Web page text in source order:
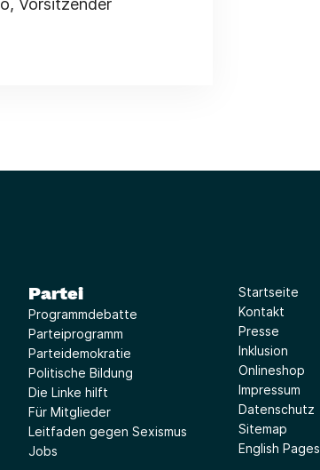
Vorsitzender
Partei
Programmdebatte
Parteiprogramm
Parteidemokratie
Politische Bildung
Die Linke hilft
Für Mitglieder
Leitfaden gegen Sexismus
Jobs
Startseite
Kontakt
Presse
Inklusion
Onlineshop
Impressum
Datenschutz
Sitemap
English Pages